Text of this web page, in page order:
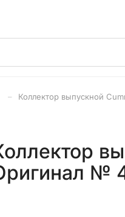
Коллектор выпускной
№